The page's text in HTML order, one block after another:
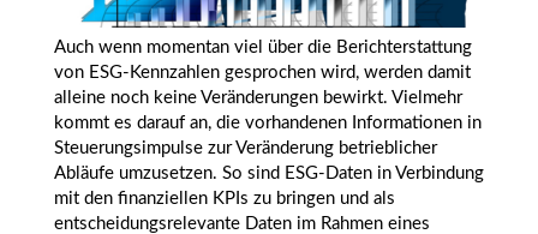
Auch wenn momentan viel über die Berichterstattung
von ESG-Kennzahlen gesprochen wird, werden damit
alleine noch keine Veränderungen bewirkt. Vielmehr
kommt es darauf an, die vorhandenen Informationen in
Steuerungsimpulse zur Veränderung betrieblicher
Abläufe umzusetzen. So sind ESG-Daten in Verbindung
mit den finanziellen KPIs zu bringen und als
entscheidungsrelevante Daten im Rahmen eines